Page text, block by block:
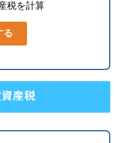
税を計算
る
産税